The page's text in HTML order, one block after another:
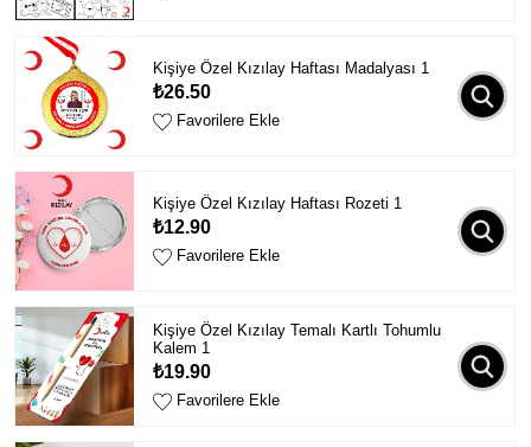
Kişiye Özel Kızılay Haftası Madalyası 1
₺26.50
Favorilere Ekle
Kişiye Özel Kızılay Haftası Rozeti 1
₺12.90
Favorilere Ekle
Kişiye Özel Kızılay Temalı Kartlı Tohumlu
Kalem 1
₺19.90
Favorilere Ekle